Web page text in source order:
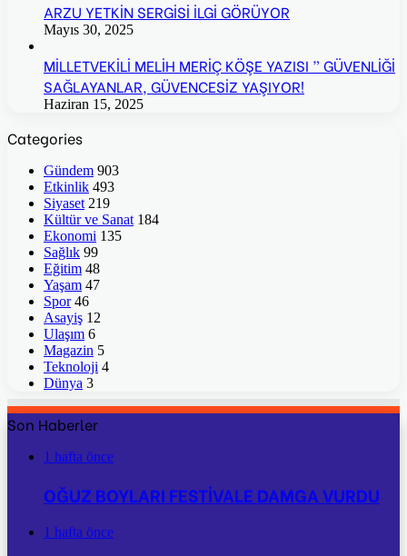
ARZU YETKİN SERGİSİ İLGİ GÖRÜYOR
Mayıs 30, 2025
MİLLETVEKİLİ MELİH MERİÇ KÖŞE YAZISI ” GÜVENLİĞİ
SAĞLAYANLAR, GÜVENCESİZ YAŞIYOR!
Haziran 15, 2025
Categories
Gündem 903
Etkinlik 493
Siyaset 219
Kültür ve Sanat 184
Ekonomi 135
Sağlık 99
Eğitim 48
Yaşam 47
Spor 46
Asayiş 12
Ulaşım 6
Magazin 5
Teknoloji 4
Dünya 3
Son Haberler
1 hafta önce
OĞUZ BOYLARI FESTİVALE DAMGA VURDU
1 hafta önce